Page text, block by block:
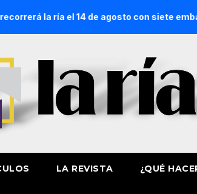
la ría el 14 de agosto con siete
LA REVISTA ¿QUÉ